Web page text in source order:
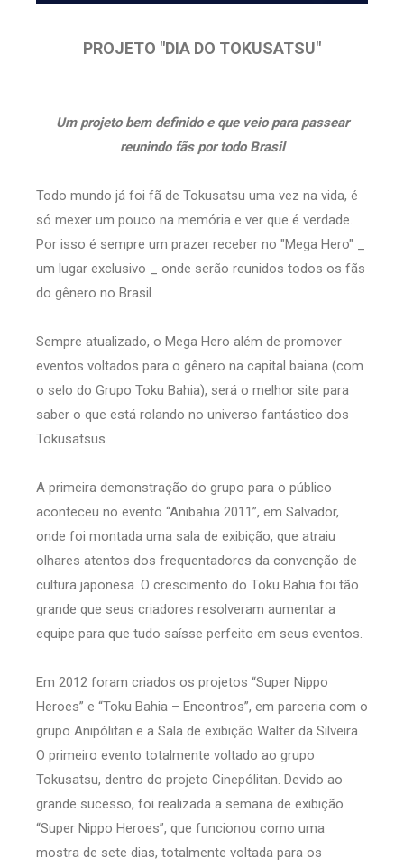
PROJETO "DIA DO TOKUSATSU"
Um projeto bem definido e que veio para passear
reunindo fãs por todo Brasil
Todo mundo já foi fã de Tokusatsu uma vez na vida, é
só mexer um pouco na memória e ver que é verdade.
Por isso é sempre um prazer receber no "Mega Hero" _
um lugar exclusivo _ onde serão reunidos todos os fãs
do gênero no Brasil.
Sempre atualizado, o Mega Hero além de promover
eventos voltados para o gênero na capital baiana (com
o selo do Grupo Toku Bahia), será o melhor site para
saber o que está rolando no universo fantástico dos
Tokusatsus.
A primeira demonstração do grupo para o público
aconteceu no evento “Anibahia 2011”, em Salvador,
onde foi montada uma sala de exibição, que atraiu
olhares atentos dos frequentadores da convenção de
cultura japonesa. O crescimento do Toku Bahia foi tão
grande que seus criadores resolveram aumentar a
equipe para que tudo saísse perfeito em seus eventos.
Em 2012 foram criados os projetos “Super Nippo
Heroes” e “Toku Bahia – Encontros”, em parceria com o
grupo Anipólitan e a Sala de exibição Walter da Silveira.
O primeiro evento totalmente voltado ao grupo
Tokusatsu, dentro do projeto Cinepólitan. Devido ao
grande sucesso, foi realizada a semana de exibição
“Super Nippo Heroes”, que funcionou como uma
mostra de sete dias, totalmente voltada para os